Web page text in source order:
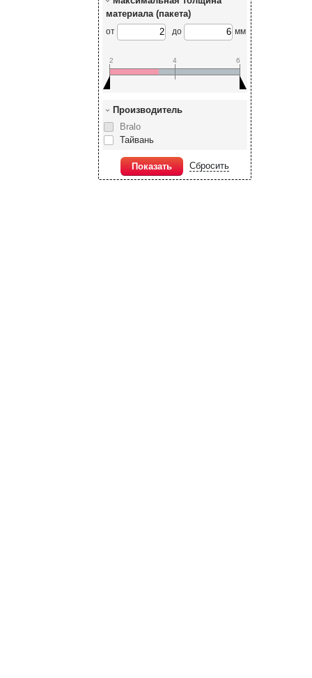
материала (пакета)
от до мм
2 4 6
Производитель
Bralo
Тайвань
Показать Сбросить